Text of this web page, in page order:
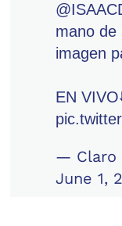
mano de
imagen
EN
— Claro
June 1,